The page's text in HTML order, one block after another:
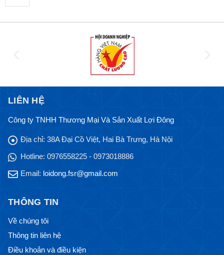
LIÊN HỆ
Công ty TNHH Thương Mại Và Sản Xuất Lợi Đông
Địa chỉ: 38A Đại Cồ Việt, Hai Bà Trưng, Hà Nội
Hotline: 0976558225 - 0973018886
Email: loidong.fsr@gmail.com
THÔNG TIN
Về chúng tôi
Thông tin liên hệ
Điều khoản và điều kiện